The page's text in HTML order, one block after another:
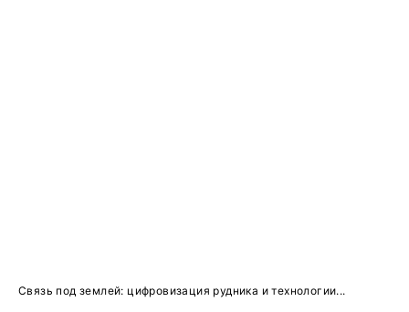
Связь под землей: цифровизация рудника и технологии...